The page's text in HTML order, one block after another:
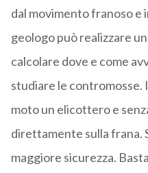
dal movimento franoso e
geologo può realizzare
calcolare dove e come
studiare le
moto un elicottero e
direttamente sulla frana.
maggiore sicurezza.